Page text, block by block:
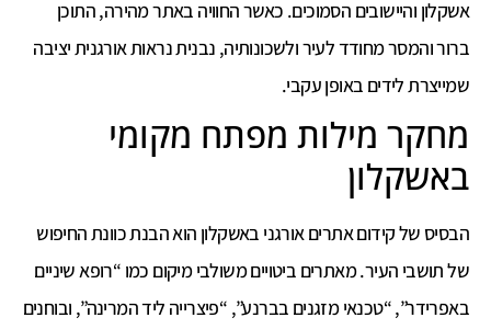
אשקלון והיישובים הסמוכים. כאשר החוויה באתר מהירה, התוכן
ברור והמסר מחודד לעיר ולשכונותיה, נבנית נראות אורגנית יציבה
שמייצרת לידים באופן עקבי.
מחקר מילות מפתח מקומי
באשקלון
הבסיס של קידום אתרים אורגני באשקלון הוא הבנת כוונת החיפוש
של תושבי העיר. מאתרים ביטויים משולבי מיקום כמו “רופא שיניים
באפרידר”, “טכנאי מזגנים בברנע”, “פיצרייה ליד המרינה”, ובוחנים